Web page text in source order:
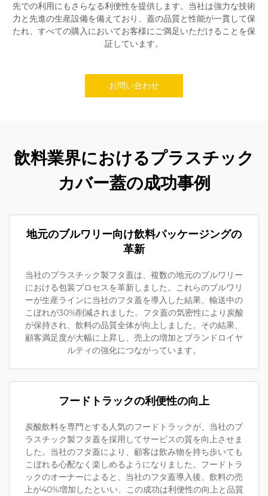
先での利用にもさらなる利便性を提供します。当社は強力な技術
力と先進の生産設備を備えており、蓋の品質と性能が一貫して保
たれ、すべての購入においてお客様にご満足いただけることを保
証しています。
お問い合わせ
飲料業界におけるプラスチック
カバー蓋の成功事例
地元のブルワリー向け飲料パッケージングの
革新
当社のプラスチック製フタ蓋は、複数の地元のブルワリー
における包装プロセスを革新しました。これらのブルワリ
ーが生産ラインに当社のフタ蓋を導入した結果、輸送中の
こぼれが30%削減されました。フタ蓋の気密性により炭酸
が保持され、飲料の品質全体が向上しました。その結果、
顧客満足度が大幅に上昇し、売上の増加とブランドロイヤ
ルティの強化につながっています。
フードトラックの利便性の向上
炭酸飲料を専門とする人気のフードトラックが、当社のプ
ラスチック製フタ蓋を採用してサービスの質を向上させま
した。当社のフタ蓋により、顧客は飲み物を持ち歩いても
こぼれる心配なく楽しめるようになりました。フードトラ
ックのオーナーによると、当社のフタ蓋導入後、飲料の売
上が40%増加したといい、この成功は利便性の向上と品質